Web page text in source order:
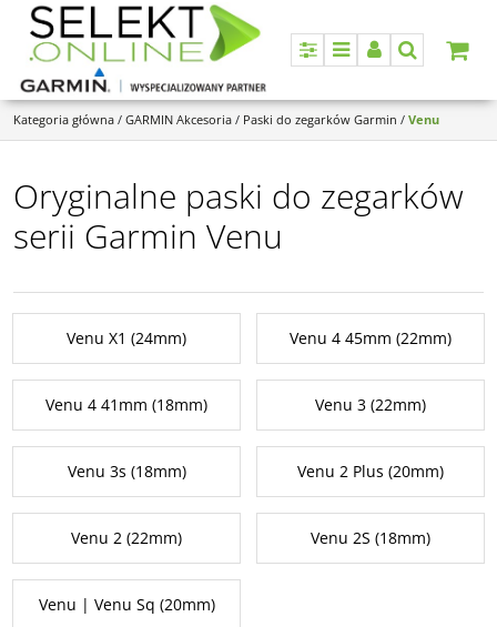
PanelMenuPanelSzukaj
Kategoria główna / GARMIN Akcesoria / Paski do zegarków Garmin / Venu
Oryginalne paski do zegarków
serii Garmin Venu
Venu X1 (24mm) Venu 4 45mm (22mm)
Venu 4 41mm (18mm) Venu 3 (22mm)
Venu 3s (18mm) Venu 2 Plus (20mm)
Venu 2 (22mm) Venu 2S (18mm)
Venu | Venu Sq (20mm)